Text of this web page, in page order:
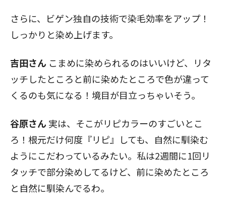
さらに、ビゲン独自の技術で染毛効率をアップ！
しっかりと染め上げます。
吉田さん こまめに染められるのはいいけど、リタ
ッチしたところと前に染めたところで色が違って
くるのも気になる！境目が目立っちゃいそう。
谷原さん 実は、そこがリピカラーのすごいとこ
ろ！根元だけ何度『リピ』しても、自然に馴染む
ようにこだわっているみたい。私は2週間に1回リ
タッチで部分染めしてるけど、前に染めたところ
と自然に馴染んでるわ。